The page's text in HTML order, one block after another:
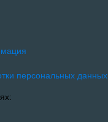
персональных данных